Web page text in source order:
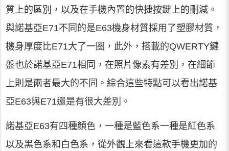
質上的區別，以及在手機內置的快捷按鍵上的刪減。
與諾基亞E71不同的是E63機身材質採用了塑膠材質，
機身厚度比E71大了一圈，此外，搭載的QWERTY鍵
盤也於諾基亞E71相同，在照片像素有差別，在細節
上則是兩者最大的不同。綜合這些特點可以看出諾基
亞E63與E71還是有很大差別。
諾基亞E63有四種顏色，一種是藍色系一種是紅色系
以及黑色系和白色系，從外觀上來看這款手機更加的